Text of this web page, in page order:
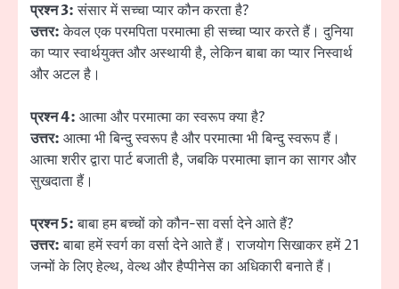
प्रश्न 3:संसार में सच्चा प्यार कौन करता है?
उत्तर:केवल एक परमपिता परमात्मा ही सच्चा प्यार करते हैं। दुनिया
का प्यार स्वार्थयुक्त और अस्थायी है, लेकिन बाबा का प्यार निस्वार्थ
और अटल है।
प्रश्न 4: आत्मा और परमात्मा का स्वरूप क्या है?
उत्तर: आत्मा भी बिन्दु स्वरूप है और परमात्मा भी बिन्दु स्वरूप हैं।
आत्मा शरीर द्वारा पार्ट बजाती है, जबकि परमात्मा ज्ञान का सागर और
सुखदाता हैं।
प्रश्न 5:बाबा हम बच्चों को कौन-सा वर्सा देने आते हैं?
उत्तर:बाबा हमें स्वर्ग का वर्सा देने आते हैं। राजयोग सिखाकर हमें 21
जन्मों के लिए हेल्थ, वेल्थ और हैप्पीनेस का अधिकारी बनाते हैं।